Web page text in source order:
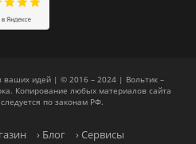
ваших идей | © 2016 – 2024 | Вольтик –
Копирование любых материалов сайта
по законам РФ.
› Блог › Сервисы